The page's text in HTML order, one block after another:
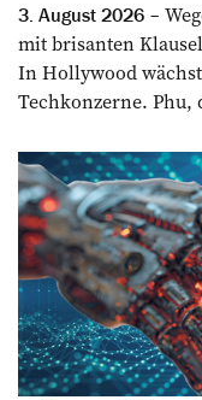
3. August 2026
mit brisanten
In Hollywood
Techkonzerne. Phu,